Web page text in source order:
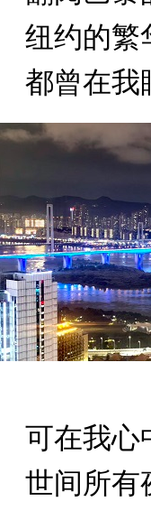
纽约的繁
都曾在我
可在我心
世间所有